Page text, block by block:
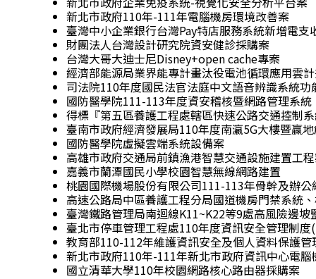
新北市政府110年-111年電腦機房環境改善案
臺灣中小企業銀行台灣Pay特店服務系統新增電支
財團法人台灣設計研究院資安健診採購案
台灣大哥大迪士尼Disney+open cache專案
經濟部能源局業界能專計畫汰役電池循環應用雲
司法院110年度國民法官法庭中文語音辨識系統
國防醫學院111-113年度資安稽核暨網路管理系統
得標『第五區養護工程處轄區快速公路交通控制
臺南市政府經濟發展局110年度南瀛5G大樓暨贏
國防醫學院虛擬雲端系統設備案
高雄市政府交通局前鎮漁港智慧交通設施建置工
嘉義市蘭潭國民小學校園智慧無線網路建置
桃園國際機場股份有限公司111-113年骨幹及辦公
高速公路局中區養護工程分局國道機房門禁系統
臺灣鐵路管理局南迴線K11~K22等9處高風險邊坡
臺北市停車管理工程處110年度資訊安全管理制
教育部110-112年維護資訊安全及個人資料保護
新北市政府110年-111年新北市政府資訊中心電
國立清華大學110年校園網路核心路由器採購案